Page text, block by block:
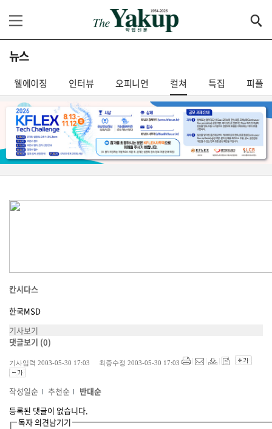
뉴스
웰에이징 인터뷰 오피니언 컬쳐 특집 피플
칸시다스
한국MSD
기사보기
댓글보기 (0)
기사입력 2003-05-30 17:03 최종수정 2003-05-30 17:03
작성일순 추천순
반대순
등록된 댓글이 없습니다.
독자 의견남기기